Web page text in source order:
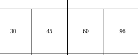
30 45 60 96